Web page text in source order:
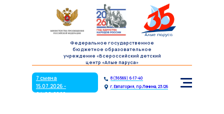
Федеральное государственное
бюджетное образовательное
учреждение «Всероссийский детский
центр «Алые паруса»
8(36569) 6-17-40
7 смена
15.07.2026 -
04.08.2026
г. Евпатория, пр.Ленина, 23/26
8(36569) 6-17-40
15.07.2026 -
04.08.2026
г. Евпатория, пр.Ленина, 23/26